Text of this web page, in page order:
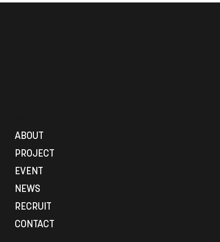
ABOUT
PROJECT
EVENT
NEWS
RECRUIT
CONTACT